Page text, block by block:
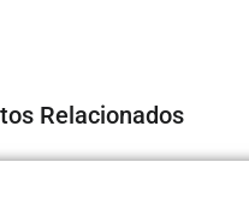
Relacionados